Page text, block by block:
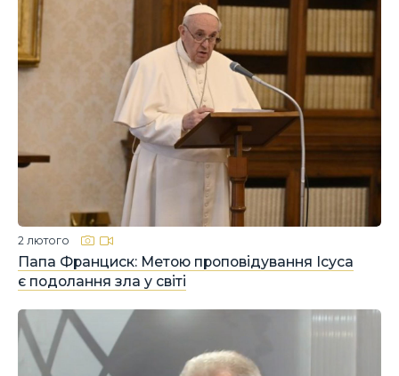
Папа Франциск: Метою проповідування Ісуса
є подолання зла у світі
2 лютого